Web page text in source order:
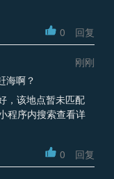
0 回复
刚刚
海啊？
，该地点暂未匹配
程序内搜索查看详
0 回复